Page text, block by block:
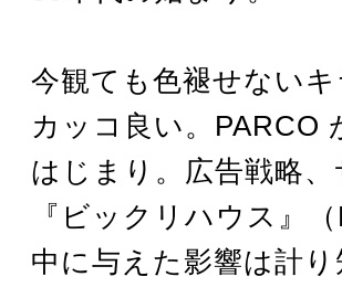
今観ても色褪せない
カッコ良い。PARCO
はじまり。広告戦略
『ビックリハウス』
中に与えた影響は計り